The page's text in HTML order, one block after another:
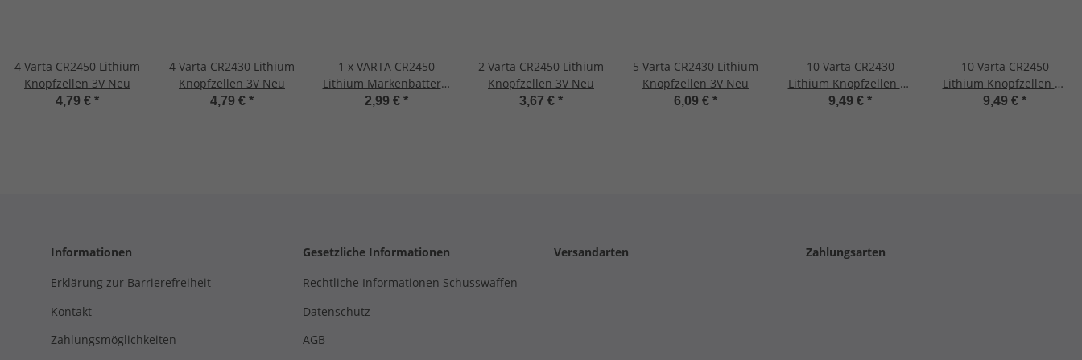
4 Varta CR2450 Lithium
Knopfzellen 3V Neu
4,79 € *
4 Varta CR2430 Lithium
Knopfzellen 3V Neu
4,79 € *
1 x VARTA CR2450
Lithium Markenbatterie
CR 2450 NEU
2,99 € *
2 Varta CR2450 Lithium
Knopfzellen 3V Neu
3,67 € *
5 Varta CR2430 Lithium
Knopfzellen 3V Neu
6,09 € *
10 Varta CR2430
Lithium Knopfzellen 3V
Neu
9,49 € *
10 Varta CR2450
Lithium Knopfzellen 3V
Neu
9,49 € *
Informationen
Erklärung zur Barrierefreiheit
Kontakt
Zahlungsmöglichkeiten
Gesetzliche Informationen
Rechtliche Informationen Schusswaffen
Datenschutz
AGB
Versandarten Zahlungsarten